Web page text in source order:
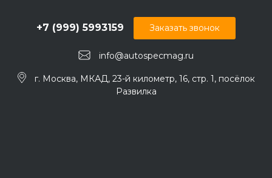
+7 (999) 5993159
info@autospecmag.ru
Заказать звонок
г. Москва, МКАД, 23-й километр, 16, стр. 1, посёлок
Развилка